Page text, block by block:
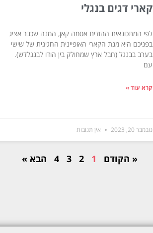
קארי דגים בנגלי
לפי המתכונאית ההודית אסמה קאן, המנה שכבר אציג
בפניכם היא מנת הקארי האופיינית החגיגית של שישי
בערב בבנגל (חבל ארץ שמחולק בין הודו לבנגלדש).
עם
קרא עוד »
נובמבר 20, 2023 אין תגובות
« הקודם 1
2
3
4 הבא »